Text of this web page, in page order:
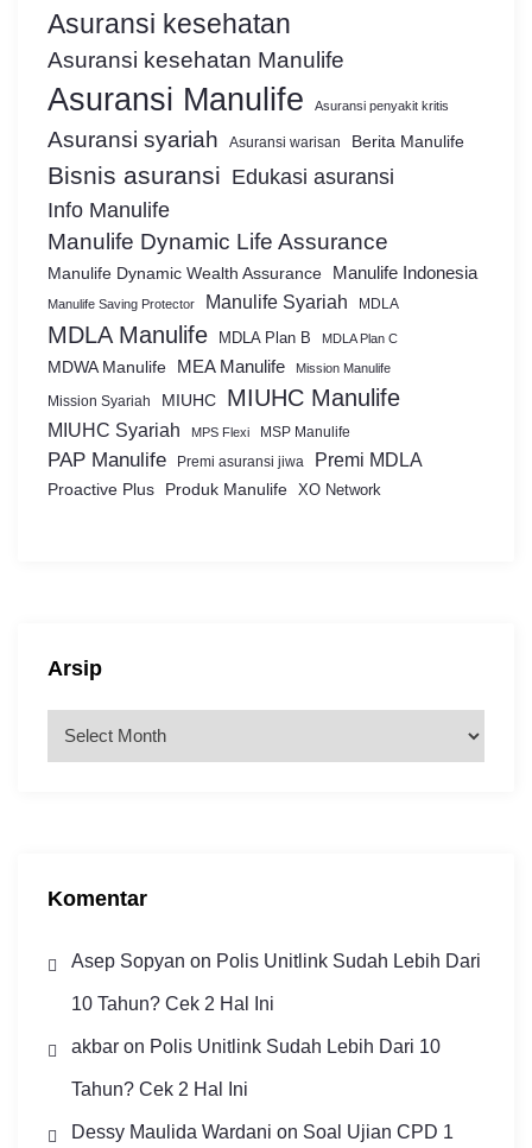
Asuransi kesehatan
Asuransi kesehatan Manulife
Asuransi Manulife Asuransi penyakit kritis
Asuransi syariah Asuransi warisan Berita Manulife
Bisnis asuransi Edukasi asuransi
Info Manulife
Manulife Dynamic Life Assurance
Manulife Dynamic Wealth Assurance Manulife Indonesia
Manulife Saving Protector Manulife Syariah MDLA
MDLA Manulife MDLA Plan B MDLA Plan C
MDWA Manulife MEA Manulife Mission Manulife
Mission Syariah MIUHC MIUHC Manulife
MIUHC Syariah MPS Flexi MSP Manulife
PAP Manulife Premi asuransi jiwa Premi MDLA
Proactive Plus Produk Manulife XO Network
Arsip
Komentar
Asep Sopyan on Polis Unitlink Sudah Lebih Dari
10 Tahun? Cek 2 Hal Ini
akbaron Polis Unitlink Sudah Lebih Dari 10
Tahun? Cek 2 Hal Ini
Dessy Maulida Wardani on Soal Ujian CPD 1